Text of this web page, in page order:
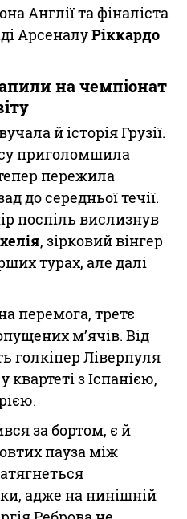
Англії та фіналіста
АрсеналуРіккардо
на чемпіонат
й історія Грузії.
приголомшила
пережила
до середньої течії.
поспіль вислизнув
, зірковий вінгер
турах, але далі
перемога, третє
м’ячів. Від
голкіпер Ліверпуля
у квартеті з Іспанією,
за бортом, є й
пауза між
адже на нинішній